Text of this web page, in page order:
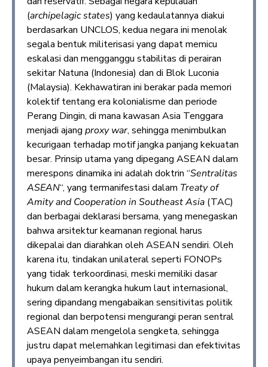
(archipelagic states) yang kedaulatannya diakui
berdasarkan UNCLOS, kedua negara ini menolak
segala bentuk militerisasi yang dapat memicu
eskalasi dan mengganggu stabilitas di perairan
sekitar Natuna (Indonesia) dan di Blok Luconia
(Malaysia). Kekhawatiran ini berakar pada memori
kolektif tentang era kolonialisme dan periode
Perang Dingin, di mana kawasan Asia Tenggara
menjadi ajang proxy war, sehingga menimbulkan
kecurigaan terhadap motif jangka panjang kekuatan
besar. Prinsip utama yang dipegang ASEAN dalam
merespons dinamika ini adalah doktrin “Sentralitas
ASEAN“, yang termanifestasi dalam Treaty of
Amity and Cooperation in Southeast Asia (TAC)
dan berbagai deklarasi bersama, yang menegaskan
bahwa arsitektur keamanan regional harus
dikepalai dan diarahkan oleh ASEAN sendiri. Oleh
karena itu, tindakan unilateral seperti FONOPs
yang tidak terkoordinasi, meski memiliki dasar
hukum dalam kerangka hukum laut internasional,
sering dipandang mengabaikan sensitivitas politik
regional dan berpotensi mengurangi peran sentral
ASEAN dalam mengelola sengketa, sehingga
justru dapat melemahkan legitimasi dan efektivitas
upaya penyeimbangan itu sendiri.